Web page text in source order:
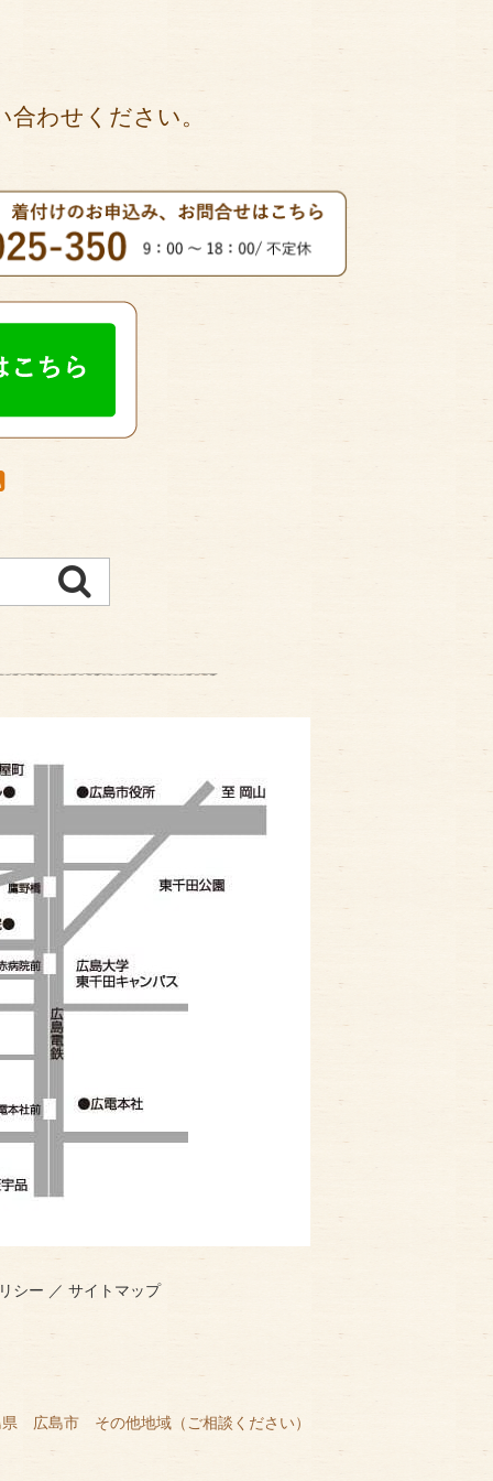
わせください。
シー ／ サイトマップ
県 広島市 その他地域（ご相談ください）